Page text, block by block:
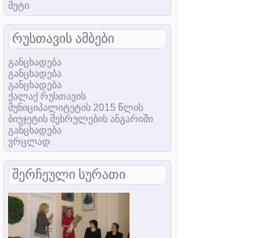
მეტი
რუსთავის ამბები
განცხადება
განცხადება
განცხადება
ქალაქ რუსთავის
მუნიციპალიტეტის 2015 წლის
ბიუჯეტის შესრულების ანგარიში
განცხადება
ვრცლად
შერჩეული სურათი